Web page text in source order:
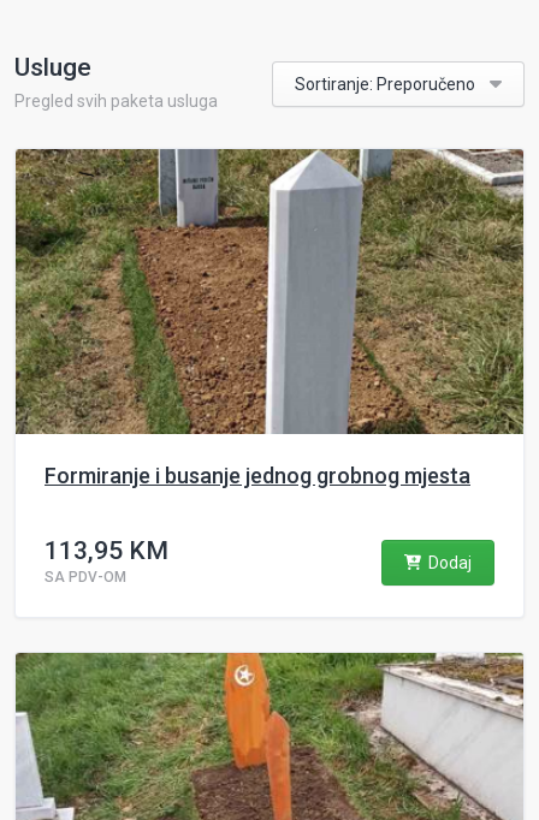
Usluge
Pregled svih paketa usluga
Sortiranje: Preporučeno
Formiranje i busanje jednog grobnog mjesta
113,95 KM
SA PDV-OM
Dodaj